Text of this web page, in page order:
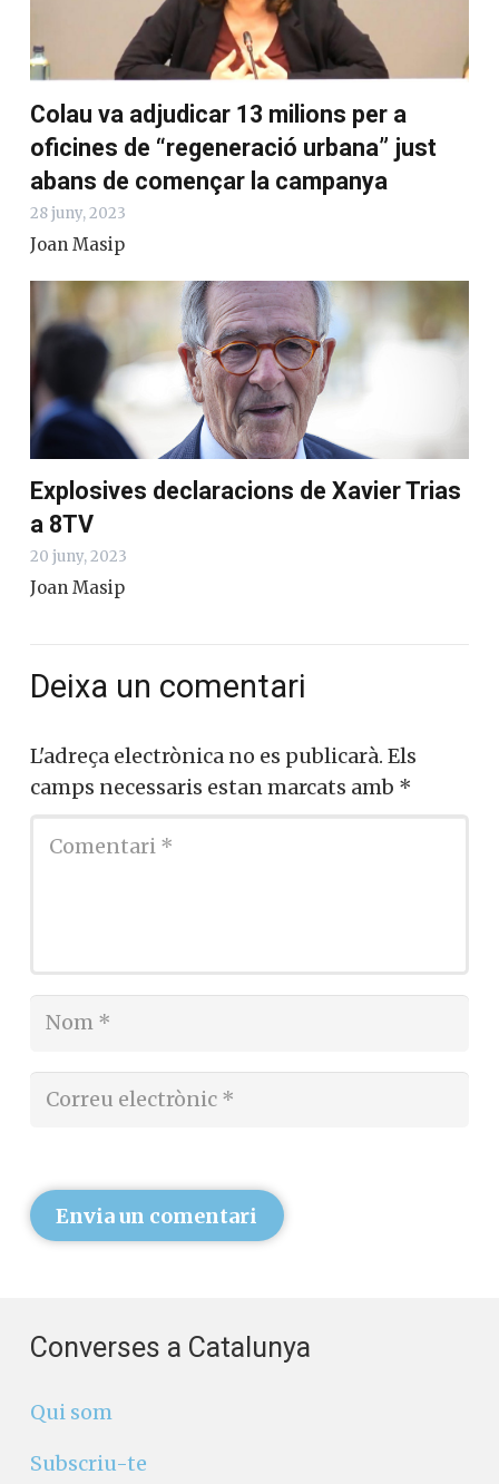
Colau va adjudicar 13 milions per a
oficines de “regeneració urbana” just
abans de començar la campanya
28 juny, 2023
Joan Masip
Explosives declaracions de Xavier Trias
a 8TV
20 juny, 2023
Joan Masip
Deixa un comentari
L'adreça electrònica no es publicarà. Els
camps necessaris estan marcats amb *
Envia un comentari
Converses a Catalunya
Qui som
Subscriu-te